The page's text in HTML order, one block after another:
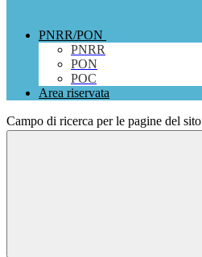
PNRR/PON
PNRR
PON
POC
Area riservata
Campo di ricerca per le pagine del sito